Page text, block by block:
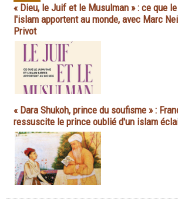
« Dieu, le Juif et le Musulman » : ce que
l'islam apportent au monde, avec Marc
Privot
« Dara Shukoh, prince du soufisme » :
ressuscite le prince oublié d'un islam